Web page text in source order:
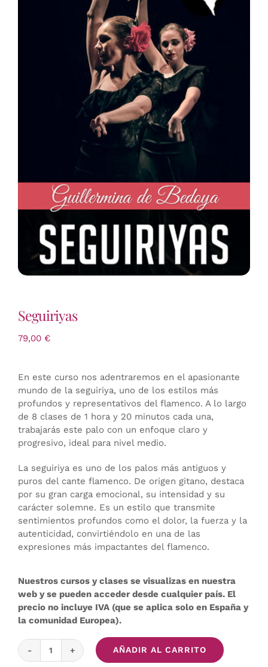
Seguiriyas
79,00 €
En este curso nos adentraremos en el apasionante
mundo de la seguiriya, uno de los estilos más
profundos y representativos del flamenco. A lo largo
de 8 clases de 1 hora y 20 minutos cada una,
trabajarás este palo con un enfoque claro y
progresivo, ideal para nivel medio.
La seguiriya es uno de los palos más antiguos y
puros del cante flamenco. De origen gitano, destaca
por su gran carga emocional, su intensidad y su
carácter solemne. Es un estilo que transmite
sentimientos profundos como el dolor, la fuerza y la
autenticidad, convirtiéndolo en una de las
expresiones más impactantes del flamenco.
Nuestros cursos y clases se visualizas en nuestra
web y se pueden acceder desde cualquier país. El
precio no incluye IVA (que se aplica solo en España y
la comunidad Europea).
Seguiriyas
AÑADIR AL CARRITO